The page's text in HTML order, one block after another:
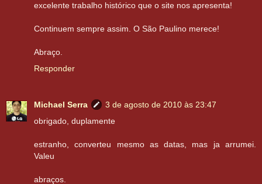
excelente trabalho histórico que o site nos apresenta!
Continuem sempre assim. O São Paulino merece!
Abraço.
Responder
Michael Serra
3 de agosto de 2010 às 23:47
obrigado, duplamente
estranho, converteu mesmo as datas, mas ja arrumei.
Valeu
abraços.